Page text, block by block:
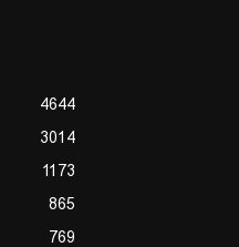
4644
3014
1173
865
769